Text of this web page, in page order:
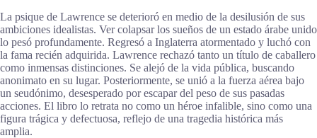
La psique de Lawrence se deterioró en medio de la desilusión de sus
ambiciones idealistas. Ver colapsar los sueños de un estado árabe unido
lo pesó profundamente. Regresó a Inglaterra atormentado y luchó con
la fama recién adquirida. Lawrence rechazó tanto un título de caballero
como inmensas distinciones. Se alejó de la vida pública, buscando
anonimato en su lugar. Posteriormente, se unió a la fuerza aérea bajo
un seudónimo, desesperado por escapar del peso de sus pasadas
acciones. El libro lo retrata no como un héroe infalible, sino como una
figura trágica y defectuosa, reflejo de una tragedia histórica más
amplia.